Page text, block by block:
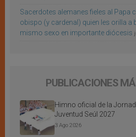
Sacerdotes alemanes fieles al Papa
obispo (y cardenal) quien les orilla a
mismo sexo en importante diócesis
PUBLICACIONES
Himno oficial de la
Juventud Seúl 2027
3 Ago 2026